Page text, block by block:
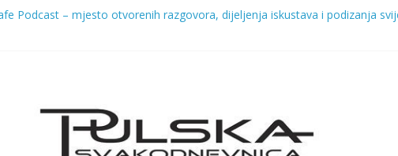
Podcast – mjesto otvorenih razgovora, dijeljenja iskustava i podizanja
SREDIŠTE CRAFT PIVSKE SCENE – 8. KOLOVOZA STIŽE 7. ŽMINJ CRAFT